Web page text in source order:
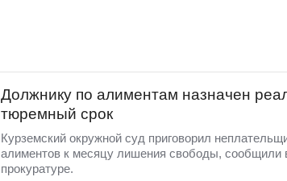
Должнику по алиментам назначен
тюремный срок
Курземский окружной суд приговорил
алиментов к месяцу лишения свободы, сообщили
прокуратуре.